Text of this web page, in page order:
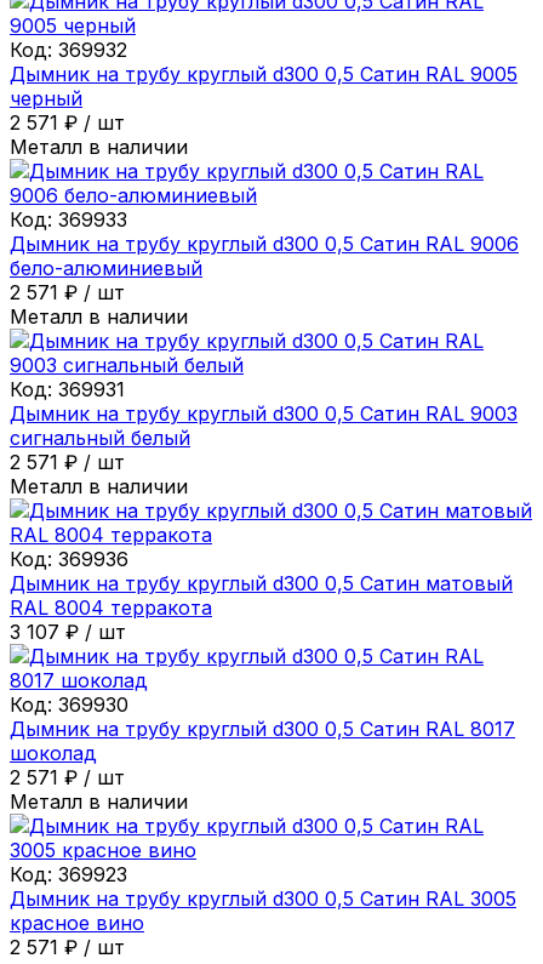
Код: 369932
Дымник на трубу круглый d300 0,5 Сатин RAL 9005
черный
2 571 ₽ / шт
Металл в наличии
Код: 369933
Дымник на трубу круглый d300 0,5 Сатин RAL 9006
бело-алюминиевый
2 571 ₽ / шт
Металл в наличии
Код: 369931
Дымник на трубу круглый d300 0,5 Сатин RAL 9003
сигнальный белый
2 571 ₽ / шт
Металл в наличии
Код: 369936
Дымник на трубу круглый d300 0,5 Сатин матовый
RAL 8004 терракота
3 107 ₽ / шт
Код: 369930
Дымник на трубу круглый d300 0,5 Сатин RAL 8017
шоколад
2 571 ₽ / шт
Металл в наличии
Код: 369923
Дымник на трубу круглый d300 0,5 Сатин RAL 3005
красное вино
2 571 ₽ / шт